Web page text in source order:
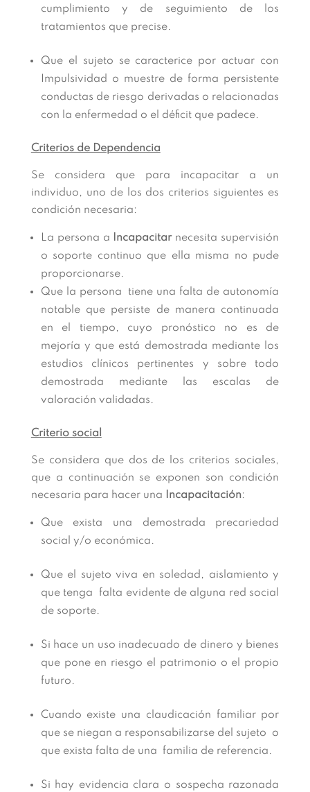
cumplimiento y de seguimiento de los
tratamientos que precise.
Que el sujeto se caracterice por actuar con
Impulsividad o muestre de forma persistente
conductas de riesgo derivadas o relacionadas
con la enfermedad o el déficit que padece.
Criterios de Dependencia
Se considera que para incapacitar a un
individuo, uno de los dos criterios siguientes es
condición necesaria:
La persona a Incapacitarnecesita supervisión
o soporte continuo que ella misma no pude
proporcionarse.
Que la persona tiene una falta de autonomía
notable que persiste de manera continuada
en el tiempo, cuyo pronóstico no es de
mejoría y que está demostrada mediante los
estudios clínicos pertinentes y sobre todo
demostrada mediante las escalas de
valoración validadas.
Criterio social
Se considera que dos de los criterios sociales,
que a continuación se exponen son condición
necesaria para hacer una
Incapacitación:
Que exista una demostrada precariedad
social y/o económica.
Que el sujeto viva en soledad, aislamiento y
que tenga falta evidente de alguna red social
de soporte.
Si hace un uso inadecuado de dinero y bienes
que pone en riesgo el patrimonio o el propio
futuro.
Cuando existe una claudicación familiar por
que se niegan a responsabilizarse del sujeto o
que exista falta de una familia de referencia.
Si hay evidencia clara o sospecha razonada